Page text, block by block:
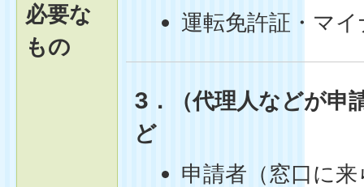
必要な
もの
運転免許証・マ
3．（代理人などが申
ど
申請者（窓口に